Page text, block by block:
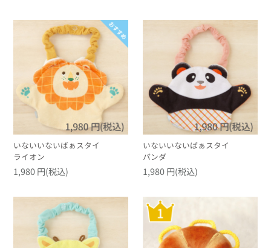
いないいないばぁスタイ
ライオン
1,980 円(税込)
いないいないばぁスタイ
パンダ
1,980 円(税込)